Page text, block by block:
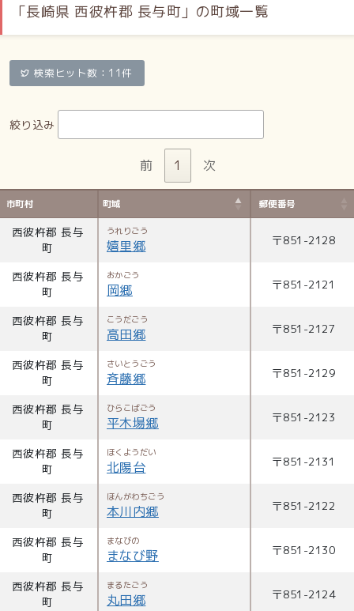
「長崎県 西彼杵郡 長与町」の町域一覧
検索ヒット数：11件
絞り込み
前 1 次
市町村 町域 郵便番号
西彼杵郡 長与
町
うれりごう
嬉里郷 〒851-2128
西彼杵郡 長与
町
おかごう
岡郷 〒851-2121
西彼杵郡 長与
町
こうだごう
高田郷 〒851-2127
西彼杵郡 長与
町
さいとうごう
斉藤郷 〒851-2129
西彼杵郡 長与
町
ひらこばごう
平木場郷 〒851-2123
西彼杵郡 長与
町
ほくようだい
北陽台 〒851-2131
西彼杵郡 長与
町
ほんがわちごう
本川内郷 〒851-2122
西彼杵郡 長与
町
まなびの
まなび野 〒851-2130
西彼杵郡 長与
町
まるたごう
丸田郷 〒851-2124